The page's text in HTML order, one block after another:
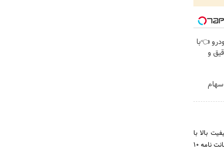
👈با
و
بالا با
کادری مجرب با مناسب ترین قیمت در سراسر تهران و حومه،دارای سابقه کاری چندین ساله به همراه ارائه ی ضمانت نامه 10